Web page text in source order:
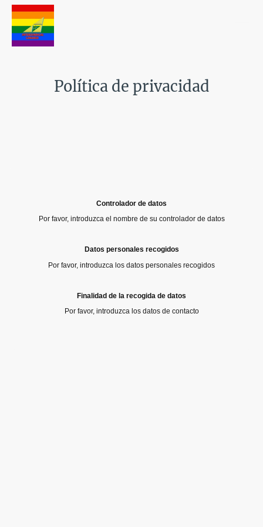
Política de privacidad
Controlador de datos
Por favor, introduzca el nombre de su controlador de datos
Datos personales recogidos
Por favor, introduzca los datos personales recogidos
Finalidad de la recogida de datos
Por favor, introduzca los datos de contacto